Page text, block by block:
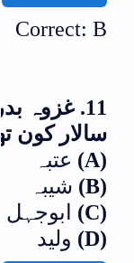
Correct: B
11. غزوہ
سالار کون
(A)
عتبہ
(B)
شیبہ
(C)
ابوجہل
(D)
ولید